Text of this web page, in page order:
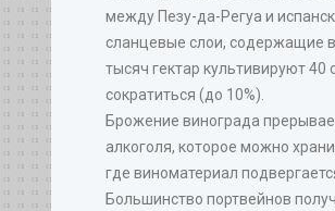
между Пезу-да-Регуа и
сланцевые слои, содержащие
тысяч гектар культивируют
сократиться (до 10%).
Брожение винограда
алкоголя, которое можно
где виноматериал
Большинство портвейнов